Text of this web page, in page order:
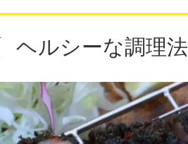
ヘルシーな調理法